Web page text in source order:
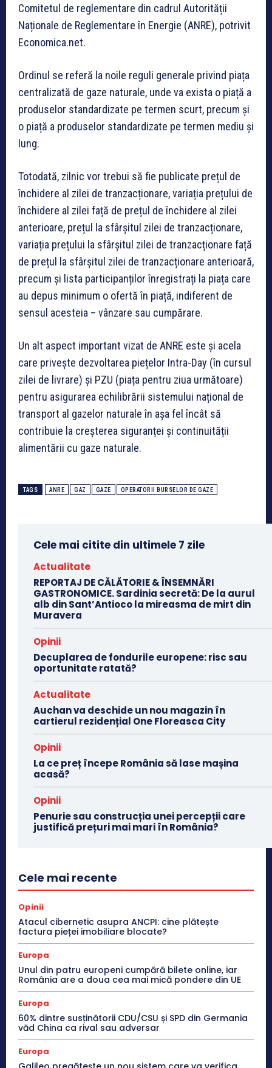
Comitetul de reglementare din cadrul Autorității
Naționale de Reglementare în Energie (ANRE), potrivit
Economica.net.
Ordinul se referă la noile reguli generale privind piața
centralizată de gaze naturale, unde va exista o piață a
produselor standardizate pe termen scurt, precum și
o piață a produselor standardizate pe termen mediu și
lung.
Totodată, zilnic vor trebui să fie publicate prețul de
închidere al zilei de tranzacționare, variația prețului de
închidere al zilei față de prețul de închidere al zilei
anterioare, prețul la sfârșitul zilei de tranzacționare,
variația prețului la sfârșitul zilei de tranzacționare față
de prețul la sfârșitul zilei de tranzacționare anterioară,
precum și lista participanților înregistrați la piața care
au depus minimum o ofertă în piață, indiferent de
sensul acesteia – vânzare sau cumpărare.
Un alt aspect important vizat de ANRE este și acela
care privește dezvoltarea piețelor Intra-Day (în cursul
zilei de livrare) și PZU (piața pentru ziua următoare)
pentru asigurarea echilibrării sistemului național de
transport al gazelor naturale în așa fel încât să
contribuie la creșterea siguranței și continuității
alimentării cu gaze naturale.
TAGS ANRE GAZ GAZE OPERATORII BURSELOR DE GAZE
Cele mai citite din ultimele 7 zile
Actualitate
REPORTAJ DE CĂLĂTORIE & ÎNSEMNĂRI
GASTRONOMICE. Sardinia secretă: De la aurul
alb din Sant’Antioco la mireasma de mirt din
Muravera
Opinii
Decuplarea de fondurile europene: risc sau
oportunitate ratată?
Actualitate
Auchan va deschide un nou magazin în
cartierul rezidențial One Floreasca City
Opinii
La ce preț începe România să lase mașina
acasă?
Opinii
Penurie sau construcția unei percepții care
justifică prețuri mai mari în România?
Cele mai recente
Opinii
Atacul cibernetic asupra ANCPI: cine plătește
factura pieței imobiliare blocate?
Europa
Unul din patru europeni cumpără bilete online, iar
România are a doua cea mai mică pondere din UE
Europa
60% dintre susținătorii CDU/CSU și SPD din Germania
văd China ca rival sau adversar
Europa